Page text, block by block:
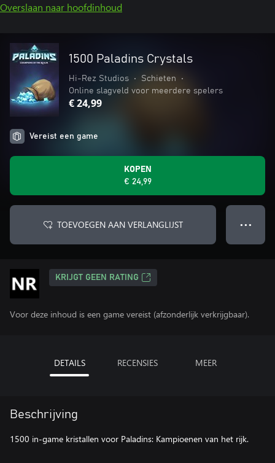
Overslaan naar hoofdinhoud
1500 Paladins Crystals
Hi-Rez Studios • Schieten
•
Online slagveld voor meerdere spelers
€ 24,99
Vereist een game
KOPEN
€ 24,99
TOEVOEGEN AAN VERLANGLIJST ● ● ●
KRIJGT GEEN RATING
Voor deze inhoud is een game vereist (afzonderlijk verkrijgbaar).
DETAILS RECENSIES MEER
Beschrijving
1500 in-game kristallen voor Paladins: Kampioenen van het rijk.